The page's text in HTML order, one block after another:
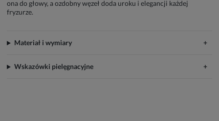
ona do głowy, a ozdobny węzeł doda uroku i elegancji każdej
fryzurze.
Materiał i wymiary
Wskazówki pielęgnacyjne